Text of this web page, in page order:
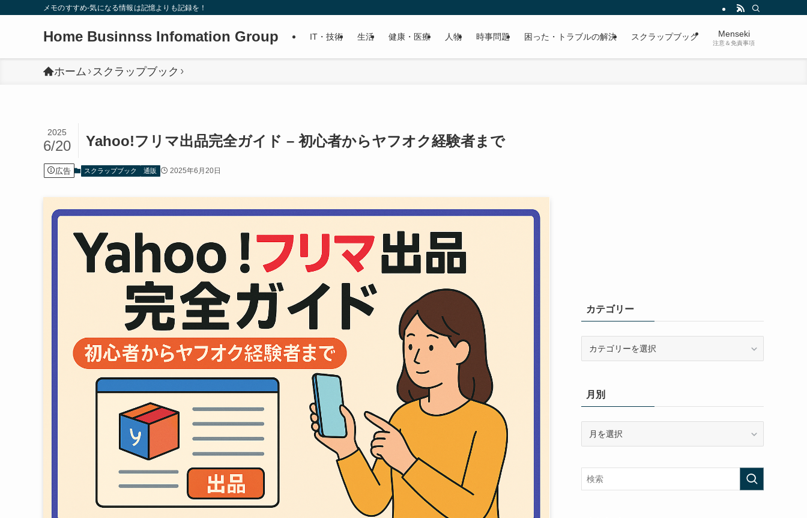
メモのすすめ-気になる情報は記憶よりも記録を！
Home Businnss Infomation Group IT・技術 生活 健康・医療 人物 時事問題 困った・トラブルの解決 スクラップブック Menseki
注意＆免責事項
ホーム スクラップブック
Yahoo!フリマ出品完全ガイド – 初心者からヤフオク経験者まで
2025
6/20
広告 スクラップブック 通販 2025年6月20日
カテゴリー
ー月別